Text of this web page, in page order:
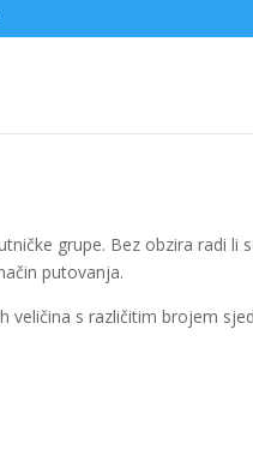
grupe. Bez obzira radi
putovanja.
s različitim brojem